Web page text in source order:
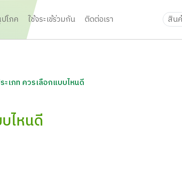
โภค ใช้จระเข้ร่วมกัน ติดต่อเรา
เภท ควรเลือกแบบไหนดี
ไหนดี